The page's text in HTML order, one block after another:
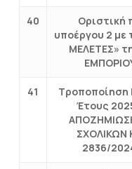
40
Οριστική
υποέργου 2 με
ΜΕΛΕΤΕΣ»
41
Τροποποίηση
Έτους
ΣΧΟΛΙΚΩΝ
2836/